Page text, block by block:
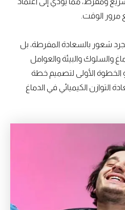
الوقت.
شعور بالسعادة المفرطة، بل
والسلوك والبيئة والعوامل
الخطوة الأولى لتصميم خطة
التوازن الكيميائي في الدماغ